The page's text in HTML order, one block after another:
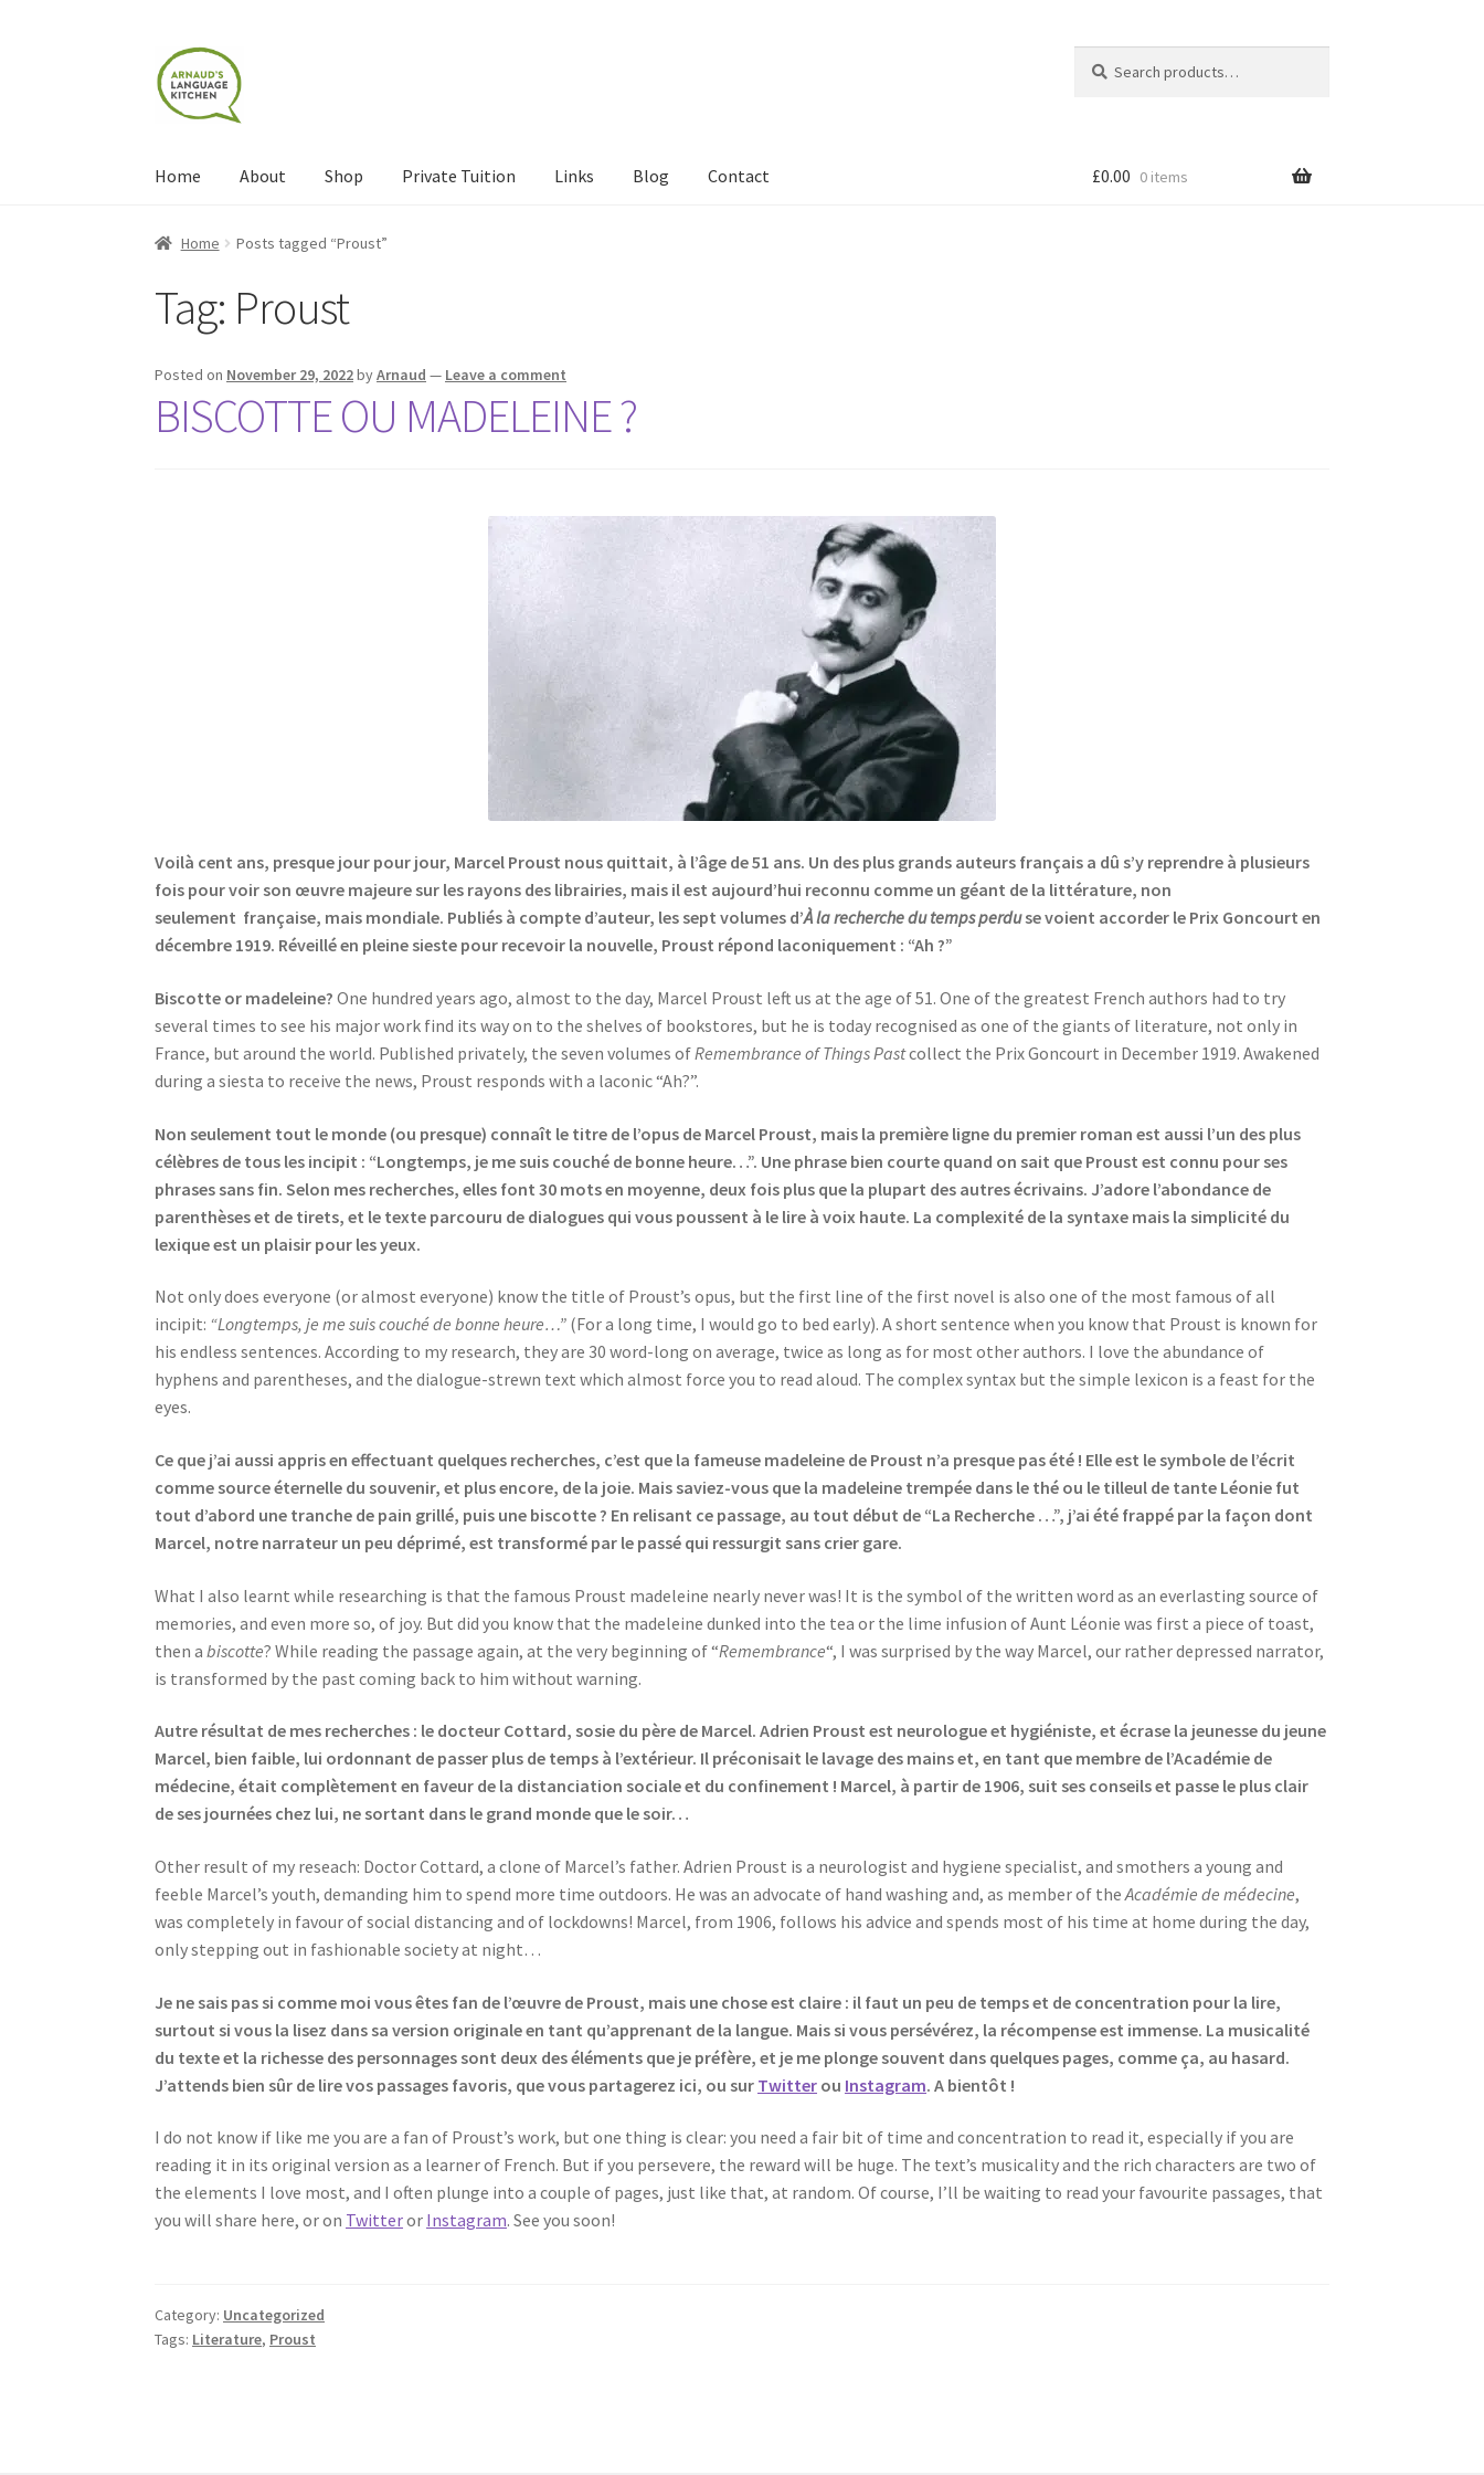
Skip
to
navigation
Skip
to
content
for:
Home About Shop Private Tuition Links Blog Contact
Home About Blog Cart Checkout
Shop Terms and Conditions
£0.00 0 items
Home Posts tagged “Proust”
Tag: Proust
Posted on November 29, 2022byArnaud — Leave a comment
BISCOTTE OU MADELEINE ?
Voilà cent ans, presque jour pour jour, Marcel Proust nous quittait, à l’âge de 51 ans. Un des plus grands auteurs français a dû s’y reprendre à plusieurs
fois pour voir son œuvre majeure sur les rayons des librairies, mais il est aujourd’hui reconnu comme un géant de la littérature, non
seulement française, mais mondiale. Publiés à compte d’auteur, les sept volumes d’À la recherche du temps perduse voient accorder le Prix Goncourt en
décembre 1919. Réveillé en pleine sieste pour recevoir la nouvelle, Proust répond laconiquement : “Ah ?”
Biscotte or madeleine? One hundred years ago, almost to the day, Marcel Proust left us at the age of 51. One of the greatest French authors had to try
several times to see his major work find its way on to the shelves of bookstores, but he is today recognised as one of the giants of literature, not only in
France, but around the world. Published privately, the seven volumes ofRemembrance of Things Pastcollect the Prix Goncourt in December 1919. Awakened
during a siesta to receive the news, Proust responds with a laconic “Ah?”.
Non seulement tout le monde (ou presque) connaît le titre de l’opus de Marcel Proust, mais la première ligne du premier roman est aussi l’un des plus
célèbres de tous les incipit : “Longtemps, je me suis couché de bonne heure…”. Une phrase bien courte quand on sait que Proust est connu pour ses
phrases sans fin. Selon mes recherches, elles font 30 mots en moyenne, deux fois plus que la plupart des autres écrivains. J’adore l’abondance de
parenthèses et de tirets, et le texte parcouru de dialogues qui vous poussent à le lire à voix haute. La complexité de la syntaxe mais la simplicité du
lexique est un plaisir pour les yeux.
Not only does everyone (or almost everyone) know the title of Proust’s opus, but the first line of the first novel is also one of the most famous of all
incipit: “Longtemps, je me suis couché de bonne heure…” (For a long time, I would go to bed early). A short sentence when you know that Proust is known for
his endless sentences. According to my research, they are 30 word-long on average, twice as long as for most other authors. I love the abundance of
hyphens and parentheses, and the dialogue-strewn text which almost force you to read aloud. The complex syntax but the simple lexicon is a feast for the
eyes.
Ce que j’ai aussi appris en effectuant quelques recherches, c’est que la fameuse madeleine de Proust n’a presque pas été ! Elle est le symbole de l’écrit
comme source éternelle du souvenir, et plus encore, de la joie. Mais saviez-vous que la madeleine trempée dans le thé ou le tilleul de tante Léonie fut
tout d’abord une tranche de pain grillé, puis une biscotte ? En relisant ce passage, au tout début de “La Recherche …”, j’ai été frappé par la façon dont
Marcel, notre narrateur un peu déprimé, est transformé par le passé qui ressurgit sans crier gare.
What I also learnt while researching is that the famous Proust madeleine nearly never was! It is the symbol of the written word as an everlasting source of
memories, and even more so, of joy. But did you know that the madeleine dunked into the tea or the lime infusion of Aunt Léonie was first a piece of toast,
then abiscotte? While reading the passage again, at the very beginning of “Remembrance“, I was surprised by the way Marcel, our rather depressed narrator,
is transformed by the past coming back to him without warning.
Autre résultat de mes recherches : le docteur Cottard, sosie du père de Marcel. Adrien Proust est neurologue et hygiéniste, et écrase la jeunesse du jeune
Marcel, bien faible, lui ordonnant de passer plus de temps à l’extérieur. Il préconisait le lavage des mains et, en tant que membre de l’Académie de
médecine, était complètement en faveur de la distanciation sociale et du confinement ! Marcel, à partir de 1906, suit ses conseils et passe le plus clair
de ses journées chez lui, ne sortant dans le grand monde que le soir…
Other result of my reseach: Doctor Cottard, a clone of Marcel’s father. Adrien Proust is a neurologist and hygiene specialist, and smothers a young and
feeble Marcel’s youth, demanding him to spend more time outdoors. He was an advocate of hand washing and, as member of the Académie de médecine,
was completely in favour of social distancing and of lockdowns! Marcel, from 1906, follows his advice and spends most of his time at home during the day,
only stepping out in fashionable society at night…
Je ne sais pas si comme moi vous êtes fan de l’œuvre de Proust, mais une chose est claire : il faut un peu de temps et de concentration pour la lire,
surtout si vous la lisez dans sa version originale en tant qu’apprenant de la langue. Mais si vous persévérez, la récompense est immense. La musicalité
du texte et la richesse des personnages sont deux des éléments que je préfère, et je me plonge souvent dans quelques pages, comme ça, au hasard.
J’attends bien sûr de lire vos passages favoris, que vous partagerez ici, ou sur Twitter ou Instagram. A bientôt !
I do not know if like me you are a fan of Proust’s work, but one thing is clear: you need a fair bit of time and concentration to read it, especially if you are
reading it in its original version as a learner of French. But if you persevere, the reward will be huge. The text’s musicality and the rich characters are two of
the elements I love most, and I often plunge into a couple of pages, just like that, at random. Of course, I’ll be waiting to read your favourite passages, that
you will share here, or on Twitteror Instagram. See you soon!
Category: Uncategorized
Tags: Literature, Proust